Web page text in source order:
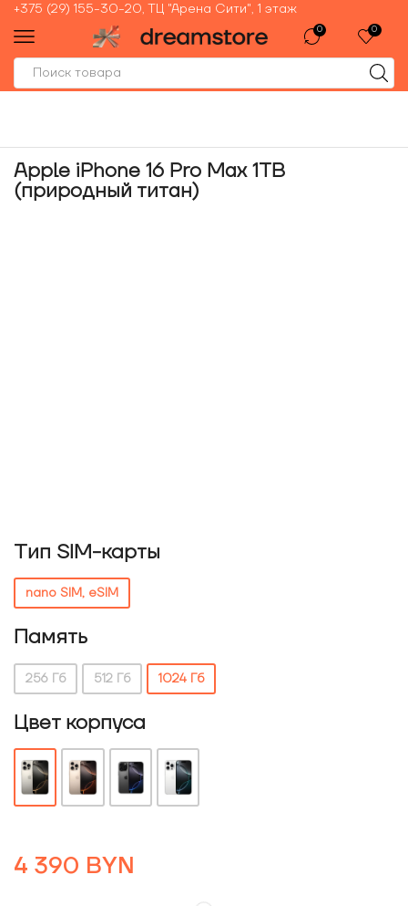
+375 (29) 155-30-20, ТЦ "Арена Сити", 1 этаж
0 0
Apple iPhone 16 Pro Max 1TB
(природный титан)
Тип SIM-карты
nano SIM, eSIM
Память
256 Гб 512 Гб 1024 Гб
Цвет корпуса
4 390 BYN